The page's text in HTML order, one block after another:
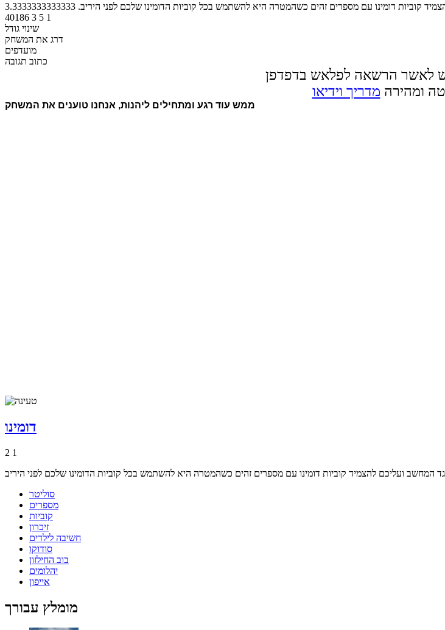
קוביות דומינו עם מספרים זהים כשהמטרה היא להשתמש בכל קוביות הדומינו שלכם לפני היריב. 3.3333333333333
40186 3 5 1
שינוי גודל
דרג את המשחק
מועדפים
כתוב תגובה
לאשר הרשאה לפלאש בדפדפן
ומהירה מדריך וידיאו
ממש עוד רגע ומתחילים ליהנות, אנחנו טוענים את המשחק
דומינו
2 1
סוליטר
מספרים
קוביות
זיכרון
חשיבה לילדים
סודוקו
בוב החילזון
יהלומים
אייפון
מומלץ עבורך